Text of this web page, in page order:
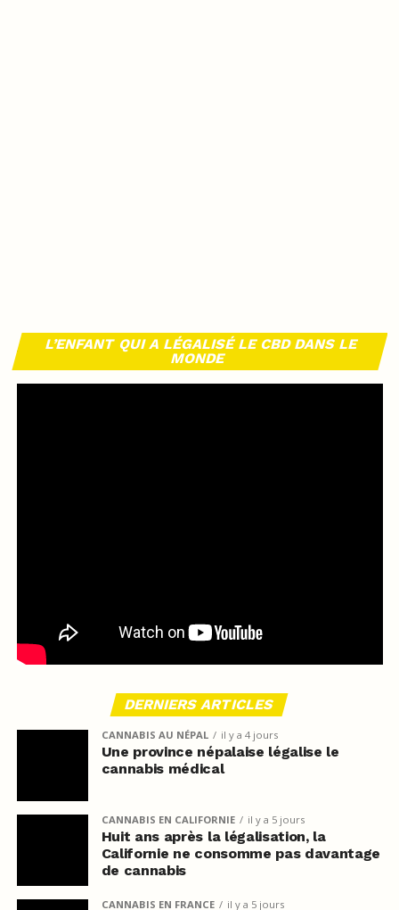
L’ENFANT QUI A LÉGALISÉ LE CBD DANS LE
MONDE
DERNIERS ARTICLES
CANNABIS AU NÉPAL il y a 4 jours
Une province népalaise légalise le
cannabis médical
CANNABIS EN CALIFORNIE il y a 5 jours
Huit ans après la légalisation, la
Californie ne consomme pas davantage
de cannabis
CANNABIS EN FRANCE il y a 5 jours